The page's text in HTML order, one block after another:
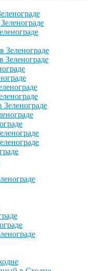
Зеленограде
Зеленограде
Зеленограде